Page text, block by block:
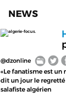
NEWS
algerie-focus.
@dzonline
«Le fanatisme est un
dit un jour le
salafiste algérien